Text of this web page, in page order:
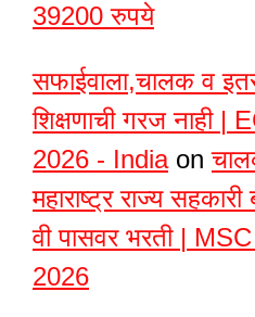
39200 रुपये
सफाईवाला,चालक व
शिक्षणाची गरज नाही |
2026 - Indiaon
महाराष्ट्र राज्य
वी पासवर भरती |
2026